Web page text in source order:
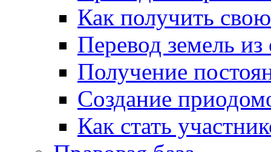
Как получить
Перевод земель
Получение
Создание
Как стать